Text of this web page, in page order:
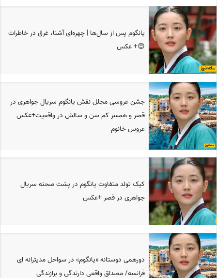
یانگوم پس از سال‌ها | چهره‌ای آشنا، غرق در خاطرات
😍+ عکس
جشن عروسی مجلل نقش یانگوم سریال جواهری در
قصر و همسر کم سن و سالش در واقعیت+عکس
عروس خانوم
کیک تولد متفاوت یانگوم در پشت صحنه سریال
جواهری در قصر +عکس
دورهمی دوستانه «یانگوم» در سواحل مدیترانه ای
فرانسه/ مصداق واقعی دارندگی و برازندگی